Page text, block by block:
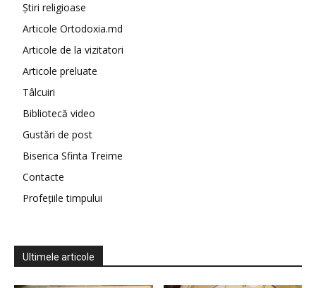
Știri religioase
Articole Ortodoxia.md
Articole de la vizitatori
Articole preluate
Tâlcuiri
Bibliotecă video
Gustări de post
Biserica Sfinta Treime
Contacte
Profețiile timpului
Ultimele articole